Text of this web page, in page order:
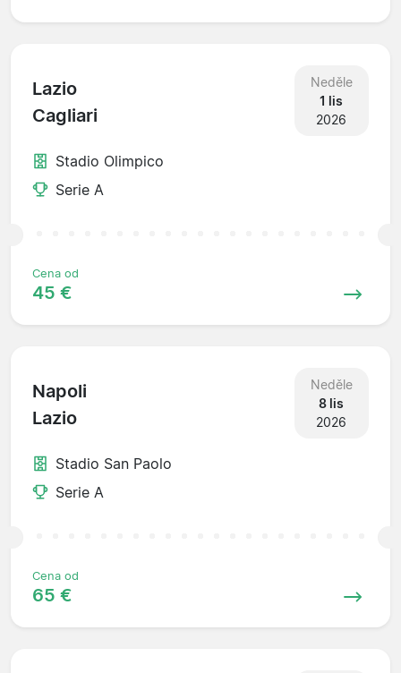
Lazio
Cagliari
Neděle
1 lis
2026
Stadio Olimpico
Serie A
Cena od
45 €
Napoli
Lazio
Neděle
8 lis
2026
Stadio San Paolo
Serie A
Cena od
65 €